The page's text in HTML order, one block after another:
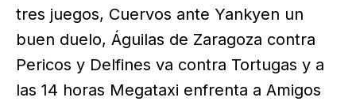
tres juegos, Cuervos ante Yankyen un
buen duelo, Águilas de Zaragoza contra
Pericos y Delfines va contra Tortugas y a
las 14 horas Megataxi enfrenta a Amigos